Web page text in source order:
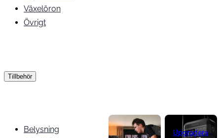
Växelöron
Övrigt
Tillbehör
Belysning
Upgradera